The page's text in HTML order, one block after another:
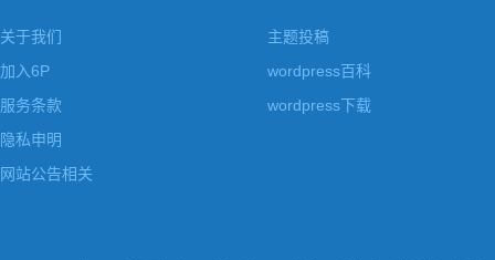
关于我们
加入6P
服务条款
隐私申明
网站公告相关
主题投稿
wordpress百科
wordpress下载